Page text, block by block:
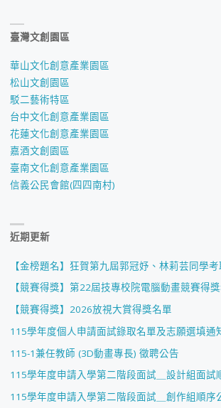
臺灣文創園區
華山文化創意產業園區
松山文創園區
駁二藝術特區
台中文化創意產業園區
花蓮文化創意產業園區
嘉酒文創園區
臺南文化創意產業園區
信義公民會館(四四南村)
近期更新
【金榜題名】狂賀第九屆郭冠妤、林莉芸同學
【競賽得獎】第22屆技專校院電腦動畫競賽得
【競賽得獎】2026放視大賞得獎名單
115學年度個人申請面試錄取名單及志願選填通
115-1兼任教師 (3D動畫專長) 徵聘公告
115學年度申請入學第二階段面試＿設計組面試
115學年度申請入學第二階段面試＿創作組順序